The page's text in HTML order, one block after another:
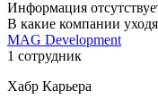
Информация
В какие компании
MAG Development
1 сотрудник
Хабр Карьера